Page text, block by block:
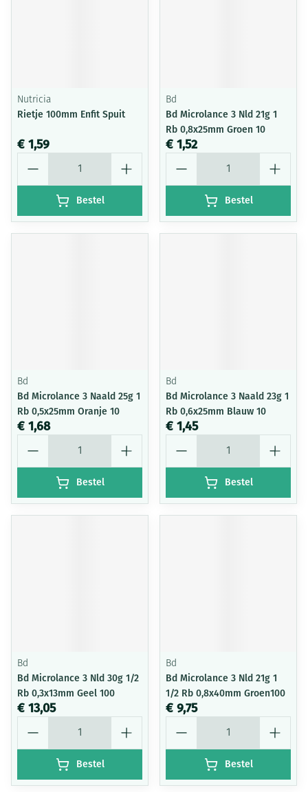
Nutricia
Rietje 100mm Enfit Spuit
€ 1,59
Bestel
Bd
Bd Microlance 3 Nld 21g 1
Rb 0,8x25mm Groen 10
€ 1,52
Bestel
Bd
Bd Microlance 3 Naald 25g 1
Rb 0,5x25mm Oranje 10
€ 1,68
Bestel
Bd
Bd Microlance 3 Naald 23g 1
Rb 0,6x25mm Blauw 10
€ 1,45
Bestel
Bd
Bd Microlance 3 Nld 30g 1/2
Rb 0,3x13mm Geel 100
€ 13,05
Bestel
Bd
Bd Microlance 3 Nld 21g 1
1/2 Rb 0,8x40mm Groen100
€ 9,75
Bestel